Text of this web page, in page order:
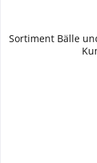
Sortiment Bälle